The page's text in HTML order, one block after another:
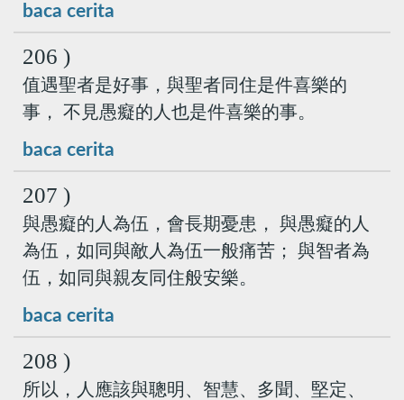
baca cerita
206 )
值遇聖者是好事，與聖者同住是件喜樂的
事， 不見愚癡的人也是件喜樂的事。
baca cerita
207 )
與愚癡的人為伍，會長期憂患， 與愚癡的人
為伍，如同與敵人為伍一般痛苦； 與智者為
伍，如同與親友同住般安樂。
baca cerita
208 )
所以，人應該與聰明、智慧、多聞、堅定、